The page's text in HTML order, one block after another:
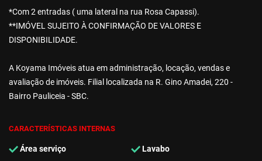
*Com 2 entradas ( uma lateral na rua Rosa Capassi).
**IMÓVEL SUJEITO À CONFIRMAÇÃO DE VALORES E
DISPONIBILIDADE.
A Koyama Imóveis atua em administração, locação, vendas e
avaliação de imóveis. Filial localizada na R. Gino Amadei, 220 -
Bairro Pauliceia - SBC.
CARACTERÍSTICAS INTERNAS
Área serviço Lavabo